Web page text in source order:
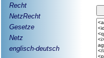
Recht
NetzRecht
Gesetze
Netz
englisch-deutsch